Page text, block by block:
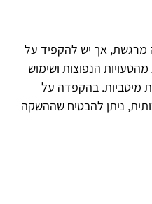
מרגשת, אך יש להקפיד על
הנפוצות ושימוש
מיטביות. בהקפדה על
ניתן להבטיח שההשקה